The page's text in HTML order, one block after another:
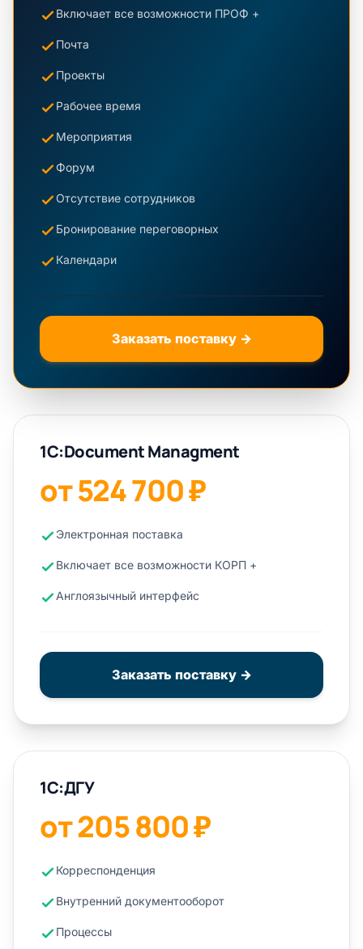
Включает все возможности ПРОФ +
Почта
Проекты
Рабочее время
Мероприятия
Форум
Отсутствие сотрудников
Бронирование переговорных
Календари
Заказать поставку →
1С:Document Managment
от 524 700 ₽
Электронная поставка
Включает все возможности КОРП +
Англоязычный интерфейс
Заказать поставку →
1С:ДГУ
от 205 800 ₽
Корреспонденция
Внутренний документооборот
Процессы